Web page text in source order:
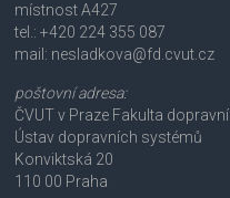
místnost A427
tel.: +420 224 355 087
mail: nesladkova@fd.cvut.cz
poštovní adresa:
ČVUT v Praze Fakulta dopravní
Ústav dopravních systémů
Konviktská 20
110 00 Praha